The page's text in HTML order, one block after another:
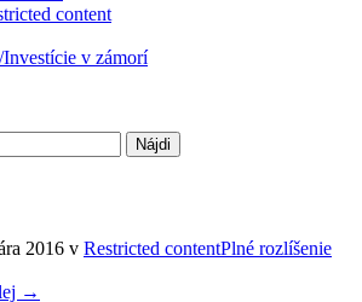
content
v zámorí
2016 v Restricted contentPlné rozlíšenie
→